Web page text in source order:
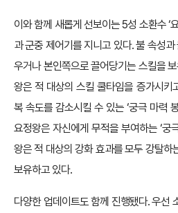
이와 함께 새롭게 선보이는 5성 소환수 ‘
과 군중 제어기를 지니고 있다. 불 속성
우거나 본인쪽으로 끌어당기는 스킬을
왕은 적 대상의 스킬 쿨타임을 증가시키
복 속도를 감소시킬 수 있는 ‘궁극 마력
요정왕은 자신에게 무적을 부여하는 ‘궁
왕은 적 대상의 강화 효과를 모두 강탈하
보유하고 있다.
다양한 업데이트도 함께 진행됐다. 우선